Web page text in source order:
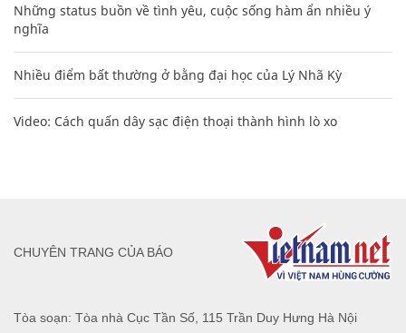
Những status buồn về tình yêu, cuộc sống hàm ẩn nhiều ý
nghĩa
Nhiều điểm bất thường ở bằng đại học của Lý Nhã Kỳ
Video: Cách quấn dây sạc điện thoại thành hình lò xo
Tòa soạn: Tòa nhà Cục Tần Số, 115 Trần Duy Hưng Hà Nội
CHUYÊN TRANG CỦA BÁO